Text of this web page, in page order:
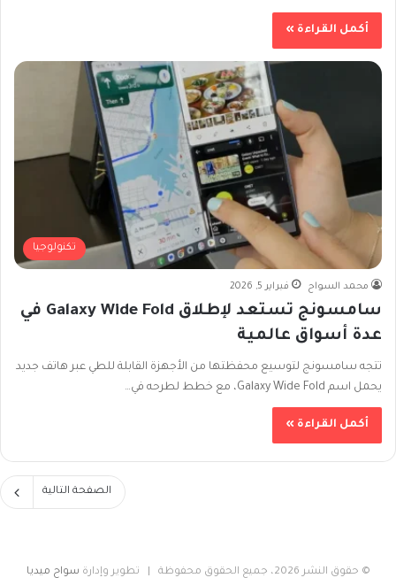
أكمل القراءة »
تكنولوجيا
محمد السواح فبراير 5, 2026
سامسونج تستعد لإطلاق Galaxy Wide Fold في
عدة أسواق عالمية
تتجه سامسونج لتوسيع محفظتها من الأجهزة القابلة للطي عبر هاتف جديد
يحمل اسم Galaxy Wide Fold، مع خطط لطرحه في…
أكمل القراءة »
الصفحة التالية
© حقوق النشر 2026، جميع الحقوق محفوظة | تطوير وإدارة سواح ميديا